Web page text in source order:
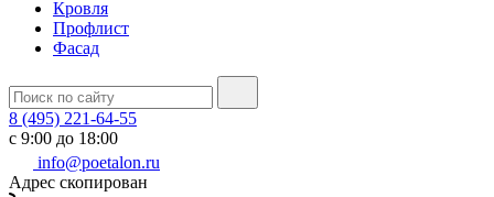
Кровля
Профлист
Фасад
8 (495) 221-64-55
с 9:00 до 18:00
info@poetalon.ru
Адрес скопирован